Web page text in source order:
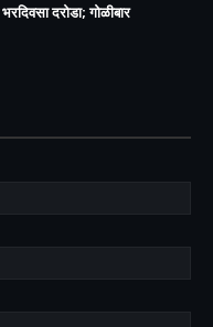
दरोडा; गोळीबार